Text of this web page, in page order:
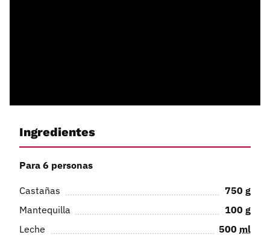
Ingredientes
Para 6 personas
Castañas 750 g
Mantequilla
100 g
Leche
500 ml